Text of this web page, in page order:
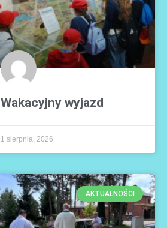
Wakacyjny wyjazd
1 sierpnia, 2026
AKTUALNOŚCI